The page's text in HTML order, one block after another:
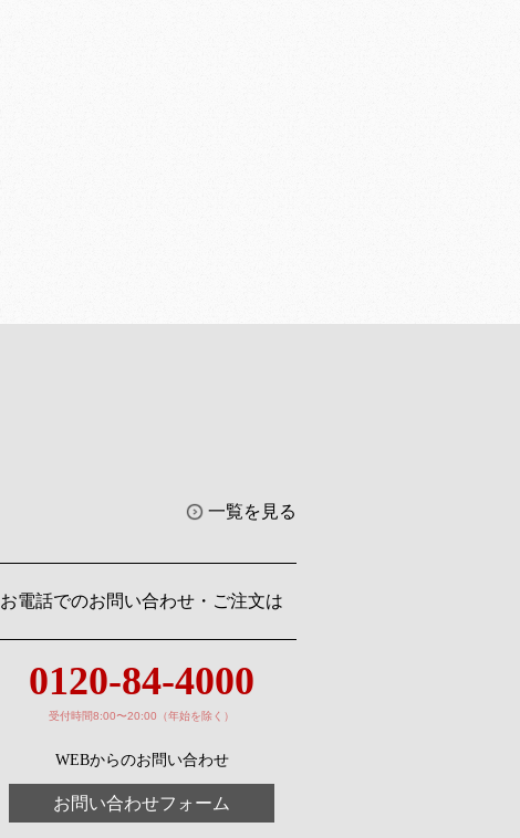
一覧を見る
お電話でのお問い合わせ・ご注文は
0120-84-4000
受付時間8:00〜20:00（年始を除く）
WEBからのお問い合わせ
お問い合わせフォーム